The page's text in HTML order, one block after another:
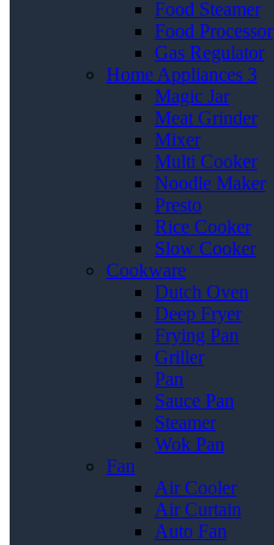
Food Steamer
Food Processor
Gas Regulator
Home Appliances 3
Magic Jar
Meat Grinder
Mixer
Multi Cooker
Noodle Maker
Presto
Rice Cooker
Slow Cooker
Cookware
Dutch Oven
Deep Fryer
Frying Pan
Griller
Pan
Sauce Pan
Steamer
Wok Pan
Fan
Air Cooler
Air Curtain
Auto Fan